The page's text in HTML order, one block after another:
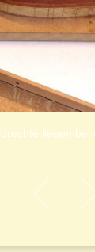
liegen bei